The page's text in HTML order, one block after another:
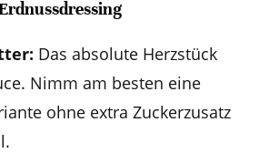
Das absolute Herzstück
Nimm am besten eine
ohne extra Zuckerzusatz